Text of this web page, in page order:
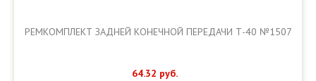
РЕМКОМПЛЕКТ ЗАДНЕЙ КОНЕЧНОЙ ПЕРЕДАЧИ Т-40 №1507
64.32 руб.